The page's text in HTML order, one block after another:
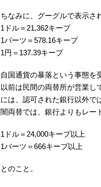
ちなみに、グーグルで表示さ
1ドル＝21,362キープ
1バーツ＝578.16キープ
1円＝137.39キープ
自国通貨の暴落という事態を
以前は民間の両替所が営業し
には、認可された銀行以外で
闇両替では、銀行よりもレー
1ドル＝24,000キープ以上
1バーツ＝666キープ以上
とのこと。